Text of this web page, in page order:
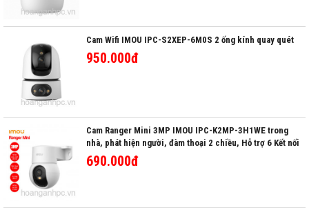
Cam Wifi IMOU IPC-S2XEP-6M0S 2 ống kính quay quét
950.000đ
Cam Ranger Mini 3MP IMOU IPC-K2MP-3H1WE trong
nhà, phát hiện người, đàm thoại 2 chiều, Hỗ trợ 6 Kết nối
Wifi.
690.000đ